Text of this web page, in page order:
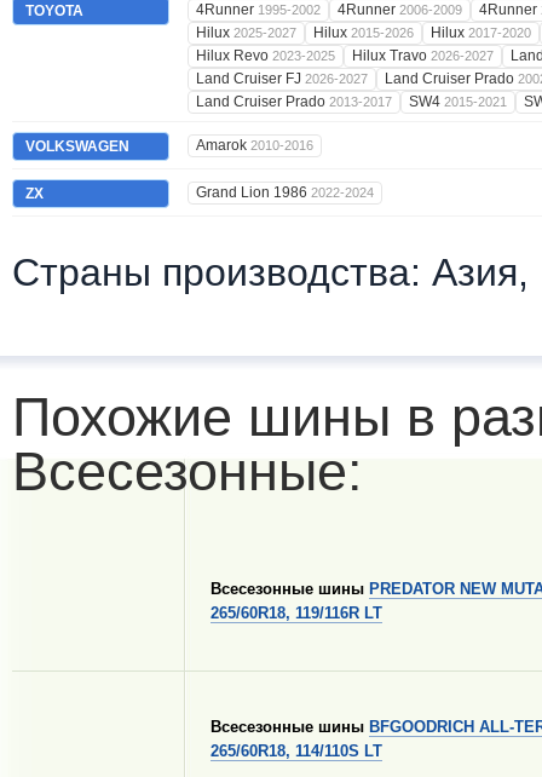
TOYOTA 4Runner 1995-2002 4Runner 2006-2009 4Runner
Hilux 2025-2027 Hilux 2015-2026 Hilux 2017-2020
Hilux Revo 2023-2025 Hilux Travo 2026-2027
Land Cruiser FJ 2026-2027 Land Cruiser Prado
Land Cruiser Prado 2013-2017 SW4 2015-2021
VOLKSWAGEN Amarok 2010-2016
ZX Grand Lion 1986 2022-2024
Страны производства: Азия,
Похожие шины в
Всесезонные:
Всесезонные шины PREDATOR NEW
265/60R18, 119/116R LT
Всесезонные шины BFGOODRICH ALL-
265/60R18, 114/110S LT